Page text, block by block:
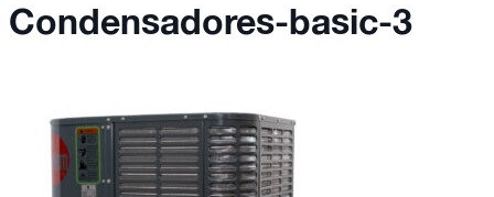
Condensadores-basic-3